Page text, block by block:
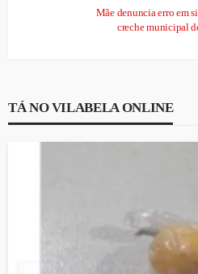
Mãe denuncia erro em
creche municipal
TÁ NO VILABELA ONLINE